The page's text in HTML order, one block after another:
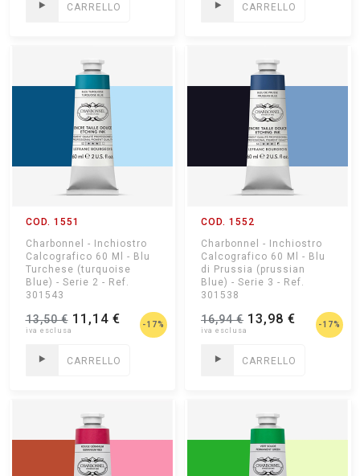
CARRELLO CARRELLO
COD. 1551
Charbonnel - Inchiostro
Calcografico 60 Ml - Blu
Turchese (turquoise
Blue) - Serie 2 - Ref.
301543
13,50 €11,14 € -17%
CARRELLO
COD. 1552
Charbonnel - Inchiostro
Calcografico 60 Ml - Blu
di Prussia (prussian
Blue) - Serie 3 - Ref.
301538
16,94 € 13,98 € -17%
CARRELLO